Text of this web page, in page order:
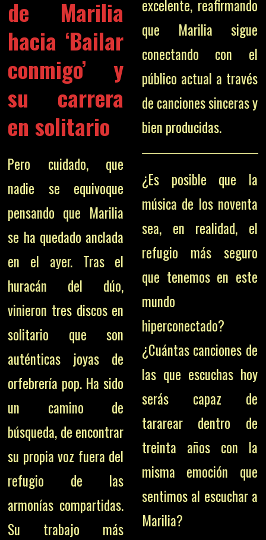
de Marilia
hacia ‘Bailar
conmigo’ y
su carrera
en solitario
Pero cuidado, que
nadie se equivoque
pensando que Marilia
se ha quedado anclada
en el ayer. Tras el
huracán del dúo,
vinieron tres discos en
solitario que son
auténticas joyas de
orfebrería pop. Ha sido
un camino de
búsqueda, de encontrar
su propia voz fuera del
refugio de las
armonías compartidas.
Su trabajo más
excelente, reafirmando
que Marilia sigue
conectando con el
público actual a través
de canciones sinceras y
bien producidas.
¿Es posible que la
música de los noventa
sea, en realidad, el
refugio más seguro
que tenemos en este
mundo
hiperconectado?
¿Cuántas canciones de
las que escuchas hoy
serás capaz de
tararear dentro de
treinta años con la
misma emoción que
sentimos al escuchar a
Marilia?